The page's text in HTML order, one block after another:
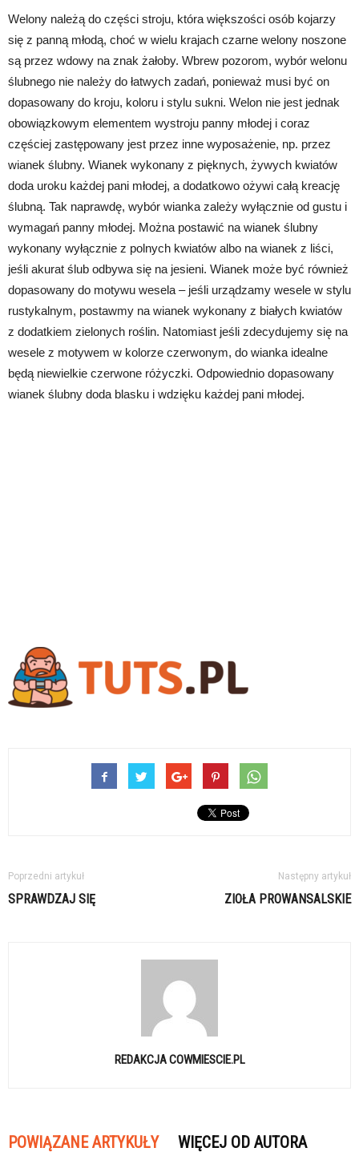
Welony należą do części stroju, która większości osób kojarzy
się z panną młodą, choć w wielu krajach czarne welony noszone
są przez wdowy na znak żałoby. Wbrew pozorom, wybór welonu
ślubnego nie należy do łatwych zadań, ponieważ musi być on
dopasowany do kroju, koloru i stylu sukni. Welon nie jest jednak
obowiązkowym elementem wystroju panny młodej i coraz
częściej zastępowany jest przez inne wyposażenie, np. przez
wianek ślubny. Wianek wykonany z pięknych, żywych kwiatów
doda uroku każdej pani młodej, a dodatkowo ożywi całą kreację
ślubną. Tak naprawdę, wybór wianka zależy wyłącznie od gustu i
wymagań panny młodej. Można postawić na wianek ślubny
wykonany wyłącznie z polnych kwiatów albo na wianek z liści,
jeśli akurat ślub odbywa się na jesieni. Wianek może być również
dopasowany do motywu wesela – jeśli urządzamy wesele w stylu
rustykalnym, postawmy na wianek wykonany z białych kwiatów
z dodatkiem zielonych roślin. Natomiast jeśli zdecydujemy się na
wesele z motywem w kolorze czerwonym, do wianka idealne
będą niewielkie czerwone różyczki. Odpowiednio dopasowany
wianek ślubny doda blasku i wdzięku każdej pani młodej.
Poprzedni artykuł
SPRAWDZAJ SIĘ
Następny artykuł
ZIOŁA PROWANSALSKIE
REDAKCJA COWMIESCIE.PL
POWIĄZANE ARTYKUŁY WIĘCEJ OD AUTORA